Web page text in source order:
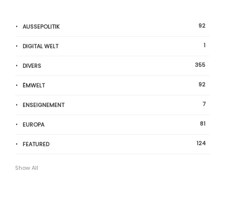
AUSSEPOLITIK 92
DIGITAL WELT 1
DIVERS 355
ËMWELT 92
ENSEIGNEMENT 7
EUROPA 81
FEATURED 124
Show All